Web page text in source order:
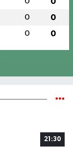
0 0
0 0
21:30